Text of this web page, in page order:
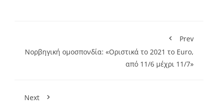
Prev
Νορβηγική ομοσπονδία: «Οριστικά το 2021 το Euro,
από 11/6 μέχρι 11/7»
Next